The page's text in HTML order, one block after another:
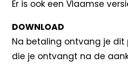
Er is ook een Vlaamse
DOWNLOAD
Na betaling ontvang je dit
die je ontvangt na de